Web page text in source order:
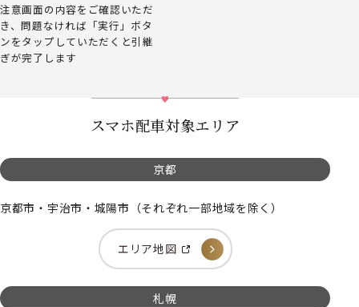
注意画面の内容をご確認いただ
き、問題なければ「実行」ボタ
ンをタップしていただくと引継
ぎが完了します
スマホ配車対象エリア
京都
京都市・宇治市・城陽市（それぞれ一部地域を除く）
エリア地図
札幌